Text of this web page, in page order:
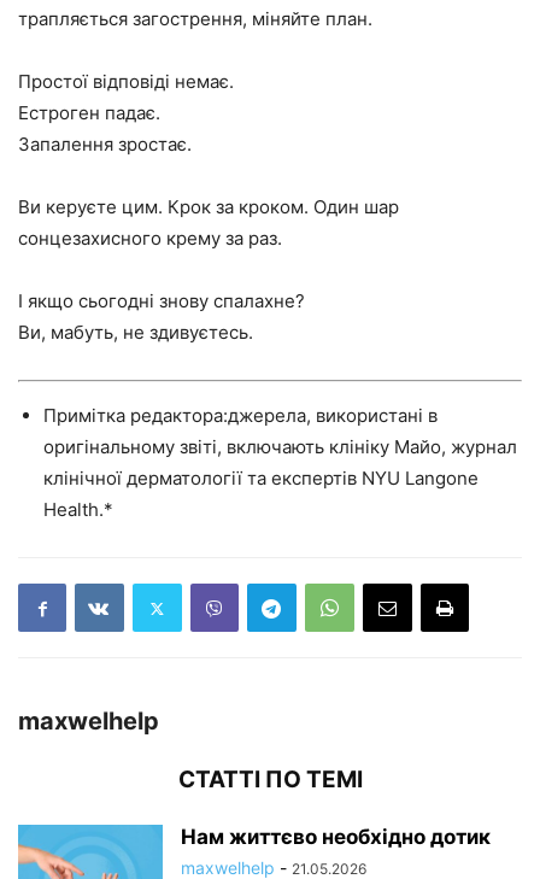
трапляється загострення, міняйте план.
Простої відповіді немає.
Естроген падає.
Запалення зростає.
Ви керуєте цим. Крок за кроком. Один шар
сонцезахисного крему за раз.
І якщо сьогодні знову спалахне?
Ви, мабуть, не здивуєтесь.
Примітка редактора:джерела, використані в
оригінальному звіті, включають клініку Майо, журнал
клінічної дерматології та експертів NYU Langone
Health.*
maxwelhelp
СТАТТІ ПО ТЕМІ
Нам життєво необхідно дотик
maxwelhelp - 21.05.2026